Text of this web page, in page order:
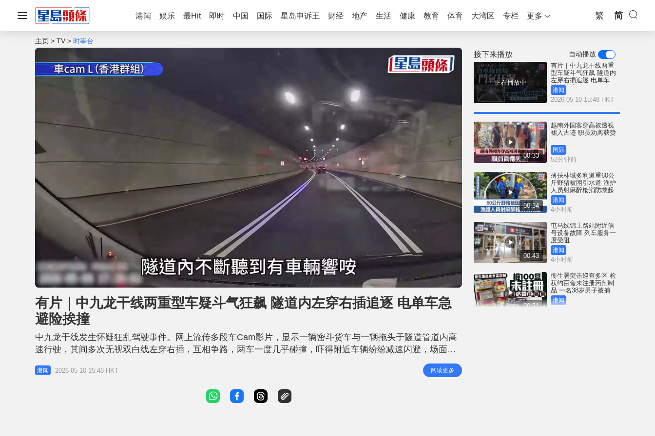
港闻 娱乐 最Hit 即时 中国 国际 星岛申诉王 财经 地产 生活 健康 教育 体育 大湾区 专栏 更多 繁 简
主页 TV 时事台
U
n
o
d
e
d
8
%
有片｜中九龙干线两重型车疑斗气狂飙 隧道内左穿右插追逐 电单车急
避险挨撞
中九龙干线发生怀疑狂乱驾驶事件。网上流传多段车Cam影片，显示一辆密斗货车与一辆拖头于隧道管道内高
速行驶，其间多次无视双白线左穿右插，互相争路，两车一度几乎碰撞，吓得附近车辆纷纷减速闪避，场面惊
险。 据了解，事件发生于上周五（8日）下午5时许，地点为中九龙干线油麻地段往启德方向。从网上流传片段
可见，当时隧道内车流不算稀疏，涉事拖头及密斗货车沿途不断响咹，并高速于多条行车线之间穿插。最初拖
港闻 2026-05-10 15:48 HKT 阅读更多
接下来播放 自动播放
正在播放中
有片｜中九龙干线两重
型车疑斗气狂飙 隧道内
左穿右插追逐 电单车急
避险挨撞
港闻
2026-05-10 15:48 HKT
00:33
越南外国客穿高衩透视
裙入古迹 职员劝离获赞
国际
52分钟前
00:34
薄扶林域多利道重60公
斤野猪被困引水道 渔护
人员射麻醉枪消防救起
港闻
4小时前
00:43
屯马线锦上路站附近信
号设备故障 列车服务一
度受阻
港闻
4小时前
00:51
衞生署突击巡查多区 检
获约百盒未注册药剂制
品 一名38岁男子被捕
港闻